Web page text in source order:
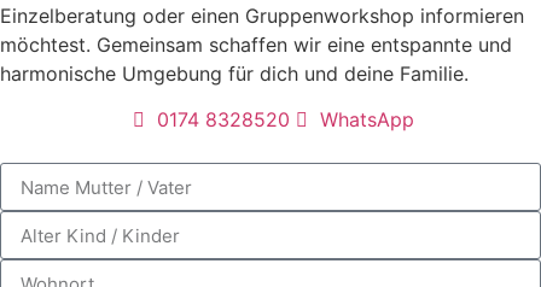
Einzelberatung oder einen Gruppenworkshop informieren
möchtest. Gemeinsam schaffen wir eine entspannte und
harmonische Umgebung für dich und deine Familie.
0174 8328520
WhatsApp